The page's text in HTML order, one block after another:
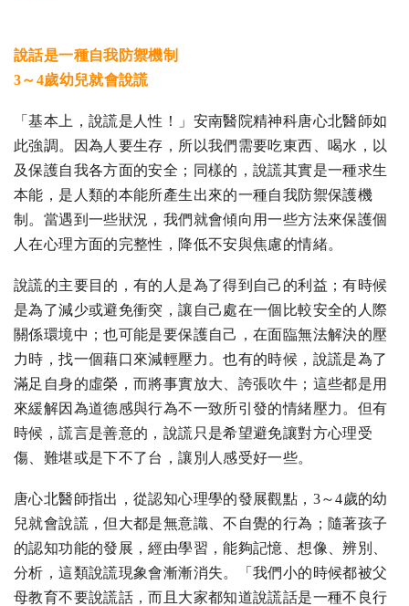
說話是一種自我防禦機制
3～4歲幼兒就會說謊
「基本上，說謊是人性！」安南醫院精神科唐心北醫師如
此強調。因為人要生存，所以我們需要吃東西、喝水，以
及保護自我各方面的安全；同樣的，說謊其實是一種求生
本能，是人類的本能所產生出來的一種自我防禦保護機
制。當遇到一些狀況，我們就會傾向用一些方法來保護個
人在心理方面的完整性，降低不安與焦慮的情緒。
說謊的主要目的，有的人是為了得到自己的利益；有時候
是為了減少或避免衝突，讓自己處在一個比較安全的人際
關係環境中；也可能是要保護自己，在面臨無法解決的壓
力時，找一個藉口來減輕壓力。也有的時候，說謊是為了
滿足自身的虛榮，而將事實放大、誇張吹牛；這些都是用
來緩解因為道德感與行為不一致所引發的情緒壓力。但有
時候，謊言是善意的，說謊只是希望避免讓對方心理受
傷、難堪或是下不了台，讓別人感受好一些。
唐心北醫師指出，從認知心理學的發展觀點，3～4歲的幼
兒就會說謊，但大都是無意識、不自覺的行為；隨著孩子
的認知功能的發展，經由學習，能夠記憶、想像、辨別、
分析，這類說謊現象會漸漸消失。「我們小的時候都被父
母教育不要說謊話，而且大家都知道說謊話是一種不良行